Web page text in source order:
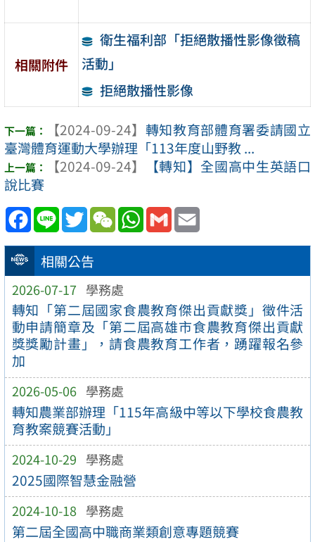
相關公告
2026-07-17 學務處
轉知「第二屆國家食農教育傑出貢獻獎」徵件活
動申請簡章及「第二屆高雄市食農教育傑出貢獻
獎獎勵計畫」，請食農教育工作者，踴躍報名參
加
2026-05-06 學務處
轉知農業部辦理「115年高級中等以下學校食農教
育教案競賽活動」
2024-10-29 學務處
2025國際智慧金融營
2024-10-18 學務處
第二屆全國高中職商業類創意專題競賽
相關附件
衛生福利部「拒絕散播性影像徵稿
活動」
拒絕散播性影像
【2024-09-24】 轉知教育部體育署委請國立
臺灣體育運動大學辦理「113年度山野教 ...
【2024-09-24】
【轉知】全國高中生英語口
說比賽
Facebook
Line TwitterWeChatWhatsApp
Gmail